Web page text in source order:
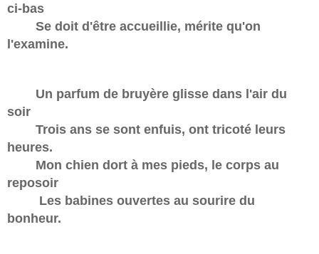
ci-bas
Se doit d'être accueillie, mérite qu'on
l'examine.
Un parfum de bruyère glisse dans l'air du
soir
Trois ans se sont enfuis, ont tricoté leurs
heures.
Mon chien dort à mes pieds, le corps au
reposoir
Les babines ouvertes au sourire du
bonheur.